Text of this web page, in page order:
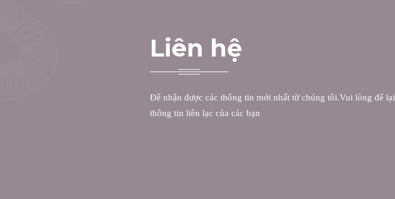
Liên hệ
Để nhận được các thông tin mới nhất từ chúng tôi.Vui lòng để lại
thông tin liên lạc của các bạn